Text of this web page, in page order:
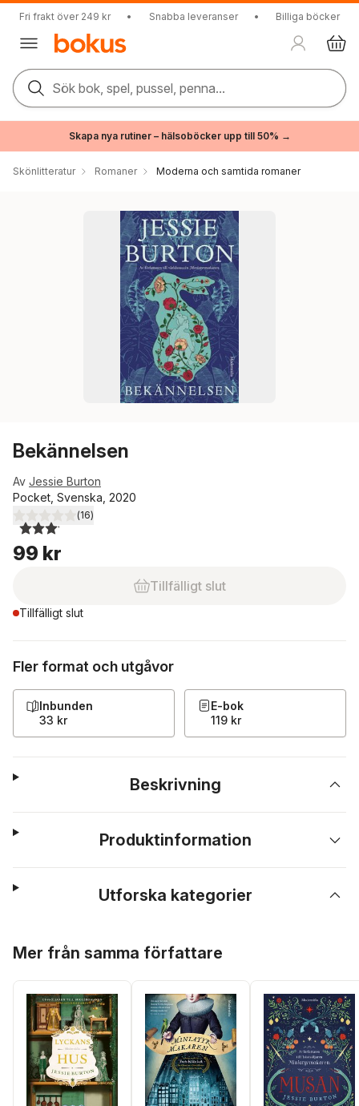
Fri frakt över 249 kr • Snabba leveranser • Billiga böcker
Sök bok, spel, pussel, penna...
Skapa nya rutiner – hälsoböcker upp till 50% →
Skönlitteratur Romaner Moderna och samtida romaner
Bekännelsen
Av Jessie Burton
Pocket, Svenska, 2020
3,1utav 5 stjärnor. Totalt antal röster:
(16)
99 kr
Tillfälligt slut
Tillfälligt slut
Fler format och utgåvor
Inbunden
33 kr
E-bok
119 kr
Beskrivning
Produktinformation
Utforska kategorier
Mer från samma författare